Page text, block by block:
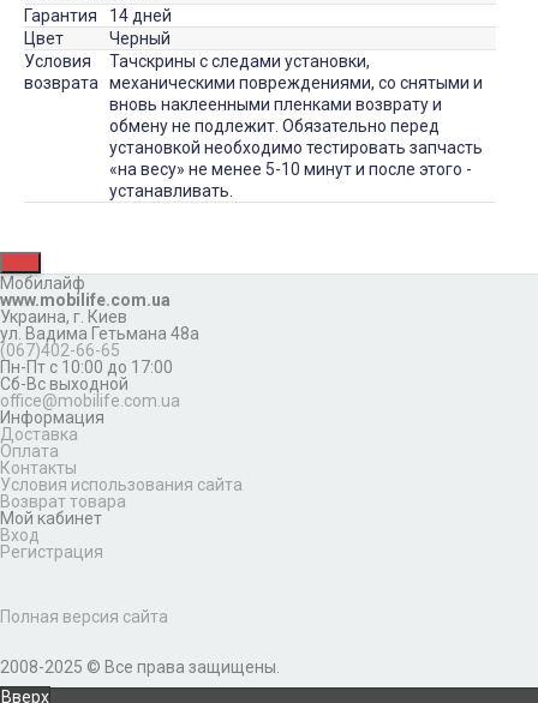
Гарантия
14 дней
Цвет
Черный
Условия
возврата
Тачскрины с следами установки,
механическими повреждениями, со снятыми и
вновь наклеенными пленками возврату и
обмену не подлежит. Обязательно перед
установкой необходимо тестировать запчасть
«на весу» не менее 5-10 минут и после этого -
устанавливать.
Мобилайф
www.mobilife.com.ua
Украина, г. Киев
ул. Вадима Гетьмана 48а
(067)402-66-65
Пн-Пт с 10:00 до 17:00
Сб-Вс выходной
office@mobilife.com.ua
Информация
Доставка
Оплата
Контакты
Условия использования сайта
Возврат товара
Мой кабинет
Вход
Регистрация
Полная версия сайта
2008-2025 © Все права защищены.
Вверх